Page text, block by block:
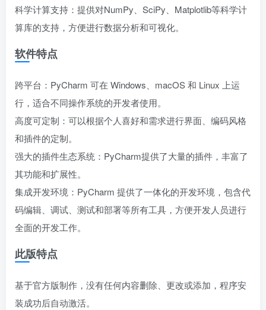
科学计算支持：提供对NumPy、SciPy、Matplotlib等科学计
算库的支持，方便进行数据分析和可视化。
软件特点
跨平台：PyCharm 可在 Windows、macOS 和 Linux 上运
行，适合不同操作系统的开发者使用。
高度可定制：可以根据个人喜好和需求进行界面、编码风格
和插件的定制。
强大的插件生态系统：PyCharm提供了大量的插件，丰富了
其功能和扩展性。
集成开发环境：PyCharm 提供了一体化的开发环境，包含代
码编辑、调试、测试和部署等所有工具，方便开发人员进行
全面的开发工作。
此版特点
基于官方版制作，没有任何内容删除、更改或添加，程序安
装成功后自动激活。